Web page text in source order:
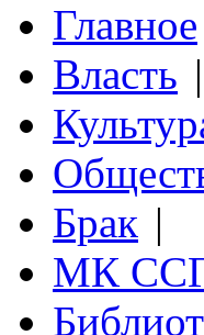
Главное
Власть |
Брак |
МК